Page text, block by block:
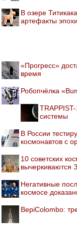
В озере
артефакты
«Прогресс»
время
Робопчёлка
системы
В России
космонавтов с
10 советских
вычеркиваются
Негативные
космосе
BepiColombo: